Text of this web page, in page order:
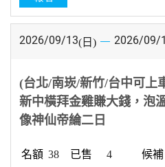
2026/09/13(日) 2026/09/
(台北/南崁/新竹/台中可上
新中橫拜金雞賺大錢，泡
像神仙帝綸二日
38 4